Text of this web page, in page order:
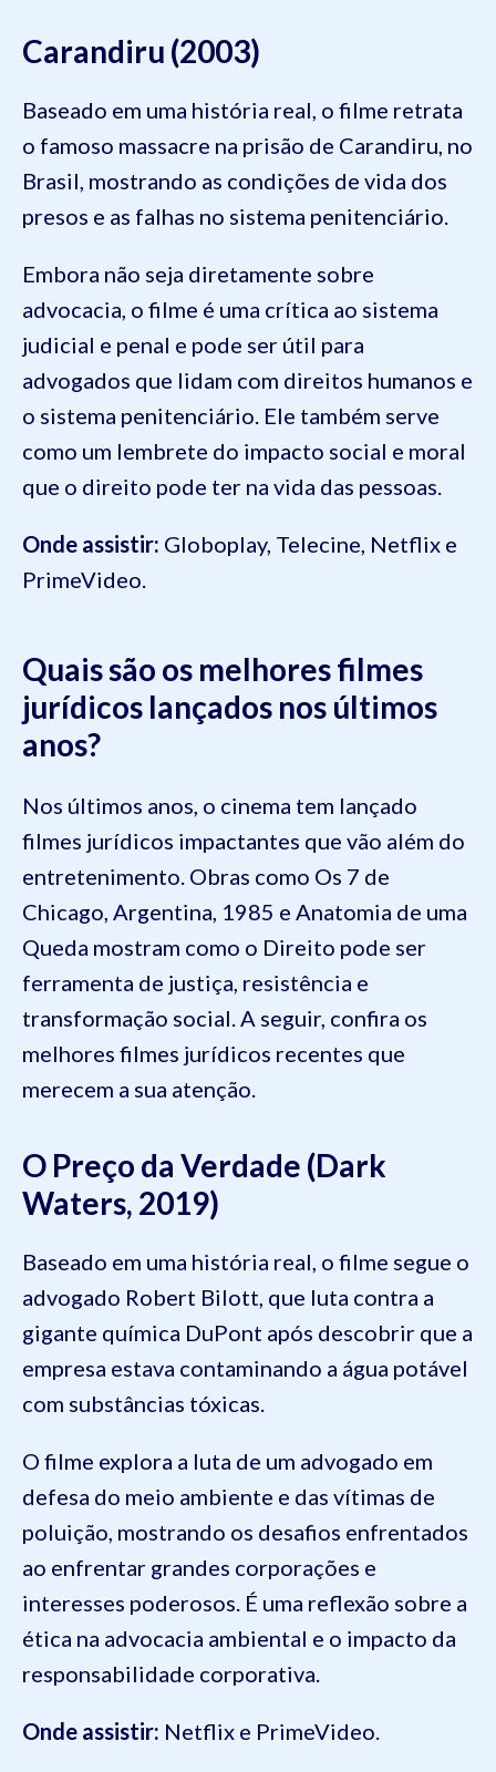
Carandiru (2003)
Baseado em uma história real, o filme retrata
o famoso massacre na prisão de Carandiru, no
Brasil, mostrando as condições de vida dos
presos e as falhas no sistema penitenciário.
Embora não seja diretamente sobre
advocacia, o filme é uma crítica ao sistema
judicial e penal e pode ser útil para
advogados que lidam com direitos humanos e
o sistema penitenciário. Ele também serve
como um lembrete do impacto social e moral
que o direito pode ter na vida das pessoas.
Onde assistir: Globoplay, Telecine, Netflix e
PrimeVideo.
Quais são os melhores filmes
jurídicos lançados nos últimos
anos?
Nos últimos anos, o cinema tem lançado
filmes jurídicos impactantes que vão além do
entretenimento. Obras como Os 7 de
Chicago, Argentina, 1985 e Anatomia de uma
Queda mostram como o Direito pode ser
ferramenta de justiça, resistência e
transformação social. A seguir, confira os
melhores filmes jurídicos recentes que
merecem a sua atenção.
O Preço da Verdade (Dark
Waters, 2019)
Baseado em uma história real, o filme segue o
advogado Robert Bilott, que luta contra a
gigante química DuPont após descobrir que a
empresa estava contaminando a água potável
com substâncias tóxicas.
O filme explora a luta de um advogado em
defesa do meio ambiente e das vítimas de
poluição, mostrando os desafios enfrentados
ao enfrentar grandes corporações e
interesses poderosos. É uma reflexão sobre a
ética na advocacia ambiental e o impacto da
responsabilidade corporativa.
Onde assistir: Netflix e PrimeVideo.